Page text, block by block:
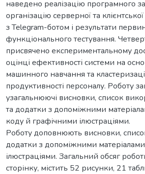
наведено реалізацію програмного
організацію серверної та
з Telegram-ботом і результати
функціонального тестування.
присвячено експериментальному
оцінці ефективності системи на
машинного навчання та
продуктивності персоналу. Роботу
узагальнюючі висновки, список
та додатки з допоміжними
коду й графічними ілюстраціями.
Роботу доповнюють висновки,
додатки з допоміжними
ілюстраціями. Загальний обсяг
сторінку, містить 52 рисунки, 21